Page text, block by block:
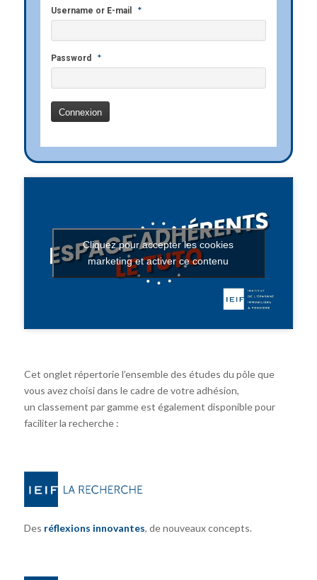
Username or E-mail *
Password *
Cliquez pour accepter les cookies
marketing et activer ce contenu
Cet onglet répertorie l’ensemble des études du pôle que
vous avez choisi dans le cadre de votre adhésion,
un classement par gamme est également disponible pour
faciliter la recherche :
Des réflexions innovantes, de nouveaux concepts.